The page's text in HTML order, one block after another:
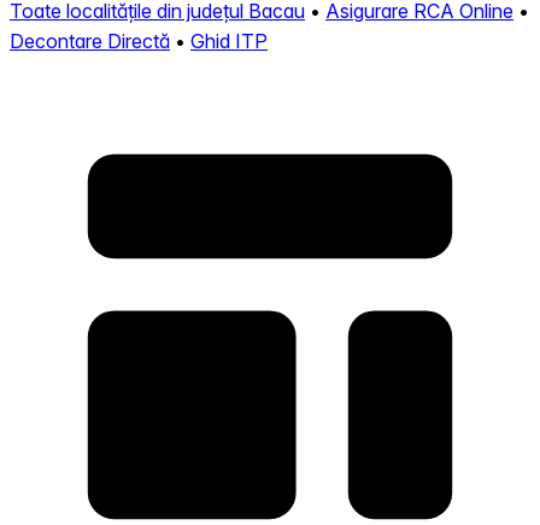
Toate localitățile din județul Bacau • Asigurare RCA Online •
Decontare Directă • Ghid ITP